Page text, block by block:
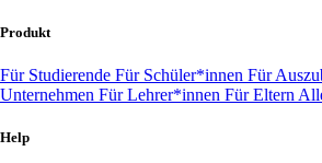
Produkt
Für Studierende Für Schüler*innen Für
Unternehmen Für Lehrer*innen Für Eltern
Help